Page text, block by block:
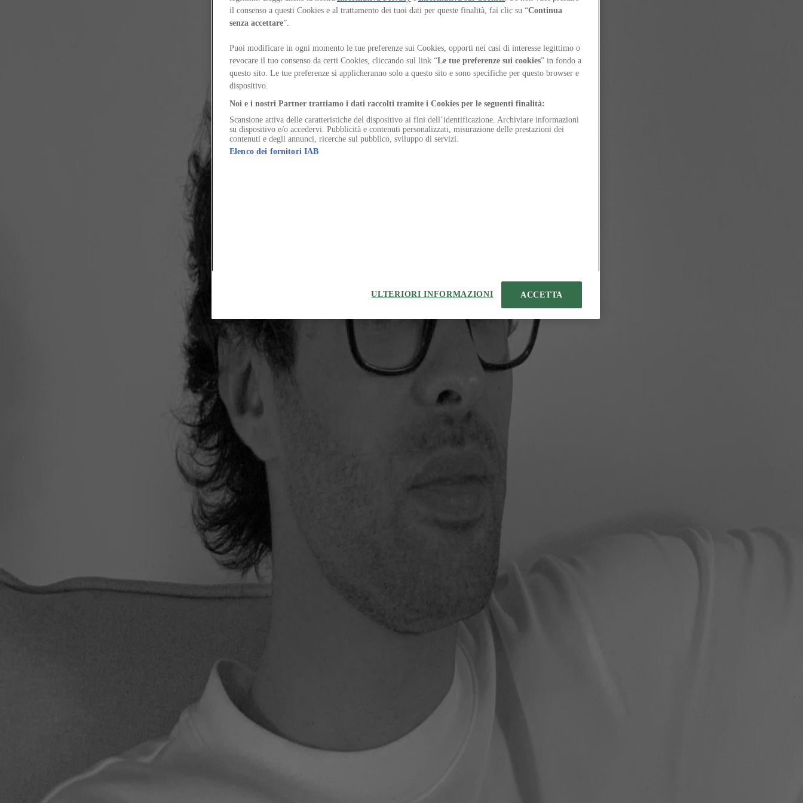
il consenso a questi Cookies e al trattamento dei tuoi dati per queste finalità, fai clic su “Continua
senza accettare”.
Puoi modificare in ogni momento le tue preferenze sui Cookies, opporti nei casi di interesse legittimo o
revocare il tuo consenso da certi Cookies, cliccando sul link “Le tue preferenze sui cookies” in fondo a
questo sito. Le tue preferenze si applicheranno solo a questo sito e sono specifiche per questo browser e
dispositivo.
Noi e i nostri Partner trattiamo i dati raccolti tramite i Cookies per le seguenti finalità:
Scansione attiva delle caratteristiche del dispositivo ai fini dell’identificazione. Archiviare informazioni
su dispositivo e/o accedervi. Pubblicità e contenuti personalizzati, misurazione delle prestazioni dei
contenuti e degli annunci, ricerche sul pubblico, sviluppo di servizi.
Elenco dei fornitori IAB
ULTERIORI INFORMAZIONI ACCETTA